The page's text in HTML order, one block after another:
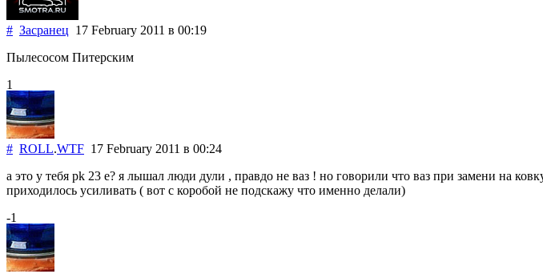
# Засранец 17 February 2011 в 00:19
Пылесосом Питерским
1
# ROLL.WTF 17 February 2011 в 00:24
а это у тебя pk 23 e? я лышал люди дули , правдо не ваз ! но говорили что ваз при замени на
приходилось усиливать ( вот с коробой не подскажу что именно делали)
-1